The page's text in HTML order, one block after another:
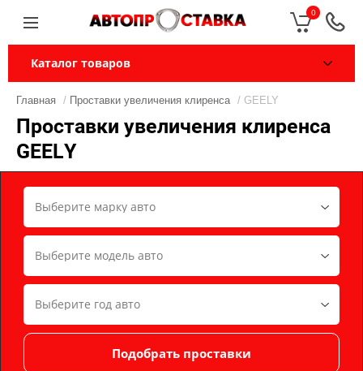
0
Каталог товаров
Главная / Проставки увеличения клиренса / GEELY
Проставки увеличения клиренса
GEELY